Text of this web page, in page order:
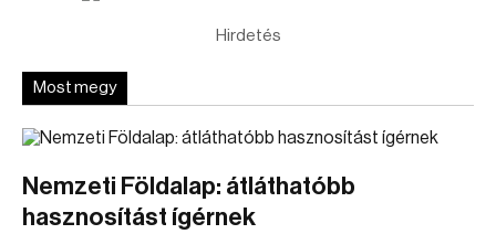
Hirdetés
Most megy
Nemzeti Földalap: átláthatóbb
hasznosítást ígérnek